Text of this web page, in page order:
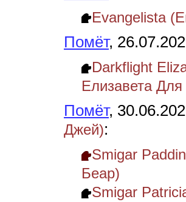
Evangelista
Помёт,
Darkflight
Елизавета
Помёт,
Джей):
Smigar
Беар)
Smigar